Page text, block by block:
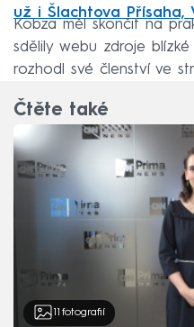
už i Šlachtova Přísaha,
Kobza měl skončit na
sdělily webu zdroje
rozhodl své členství ve
Čtěte také
fotografií